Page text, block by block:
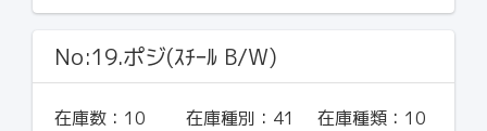
No:19.ポジ(ｽﾁｰﾙ B/W)
在庫数： 10 在庫種別： 41 在庫種類： 10